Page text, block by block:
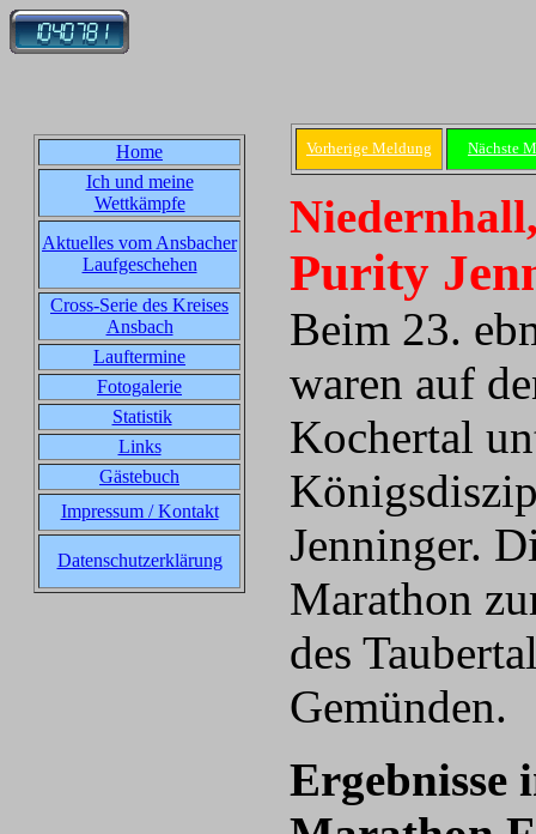
Home
Ich und meine
Wettkämpfe
Aktuelles vom Ansbacher
Laufgeschehen
Cross-Serie des Kreises
Ansbach
Lauftermine
Fotogalerie
Statistik
Links
Gästebuch
Impressum / Kontakt
Datenschutzerklärung
Vorherige Meldung Nächste
Purity
Beim 23.
waren auf
Kochertal
Jenninger.
Marathon
des
Gemünden.
Ergebnisse